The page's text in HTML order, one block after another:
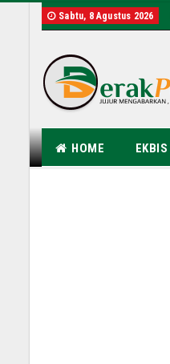
Sabtu, 8 Agustus 2026
HOME EKBIS